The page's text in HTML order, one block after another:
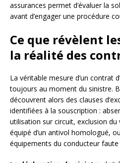
assurances permet d’évaluer la
avant d’engager une procédure
Ce que révèlent
la réalité des
La véritable mesure d’un contrat
toujours au moment du sinistre.
découvrent alors des clauses
identifiées à la souscription :
utilisation sur circuit, exclusion du
équipé d’un antivol homologué,
équipements du conducteur